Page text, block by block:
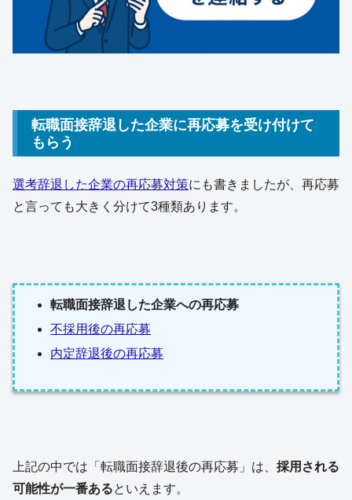
転職面接辞退した企業に再応募を受け付けて
もらう
選考辞退した企業の再応募対策にも書きましたが、再応募
と言っても大きく分けて3種類あります。
転職面接辞退した企業への再応募
不採用後の再応募
内定辞退後の再応募
上記の中では「転職面接辞退後の再応募」は、 採用される
可能性が一番あるといえます。